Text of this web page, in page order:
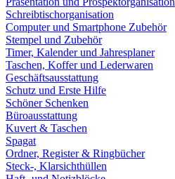
Schreibtischorganisation
Computer und Smartphone Zubehör
Stempel und Zubehör
Timer, Kalender und Jahresplaner
Taschen, Koffer und Lederwaren
Geschäftsausstattung
Schutz und Erste Hilfe
Schöner Schenken
Büroausstattung
Kuvert & Taschen
Spagat
Ordner, Register & Ringbücher
Steck-, Klarsichthüllen